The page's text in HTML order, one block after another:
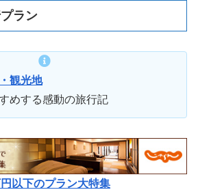
ラン
観光地
めする感動の旅行記
以下のプラン大特集